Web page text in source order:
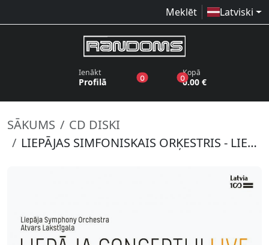
Meklēt Latviski
Ienākt
Profilā 0produkti vēlmju sarakstā
0produkti grozā
Kopā
0.00 €
SĀKUMS
CD DISKI
LIEPĀJAS SIMFONISKAIS ORĶESTRIS - LIEPĀJAS KONCERTI II (2 CD)